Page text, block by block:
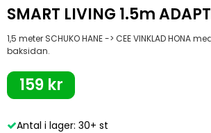
SMART LIVING 1.5m
1,5 meter SCHUKO HANE -> CEE VINKLAD HONA
baksidan.
159 kr
Antal i lager: 30+ st